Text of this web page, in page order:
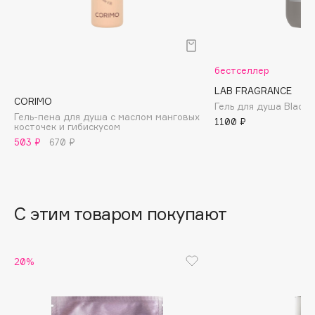
Banderas
Basicare
Batiste
beautyblender
Beverly Hills Polo Club
Bioderma
CORIMO
Гель-пена для душа с маслом манговых
косточек и гибискусом
503 ₽
670 ₽
бестселлер
LAB FRAGRANCE
Гель для душа Black
1100 ₽
С этим товаром покупают
20%